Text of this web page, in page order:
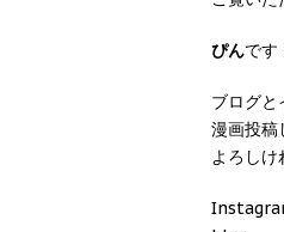
ぴんです
ブログと
漫画投稿
よろしけ